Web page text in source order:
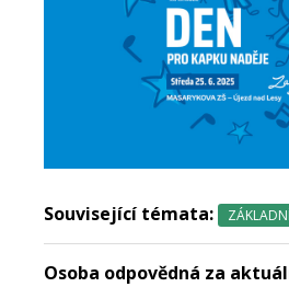
Související témata:
Osoba odpovědná za